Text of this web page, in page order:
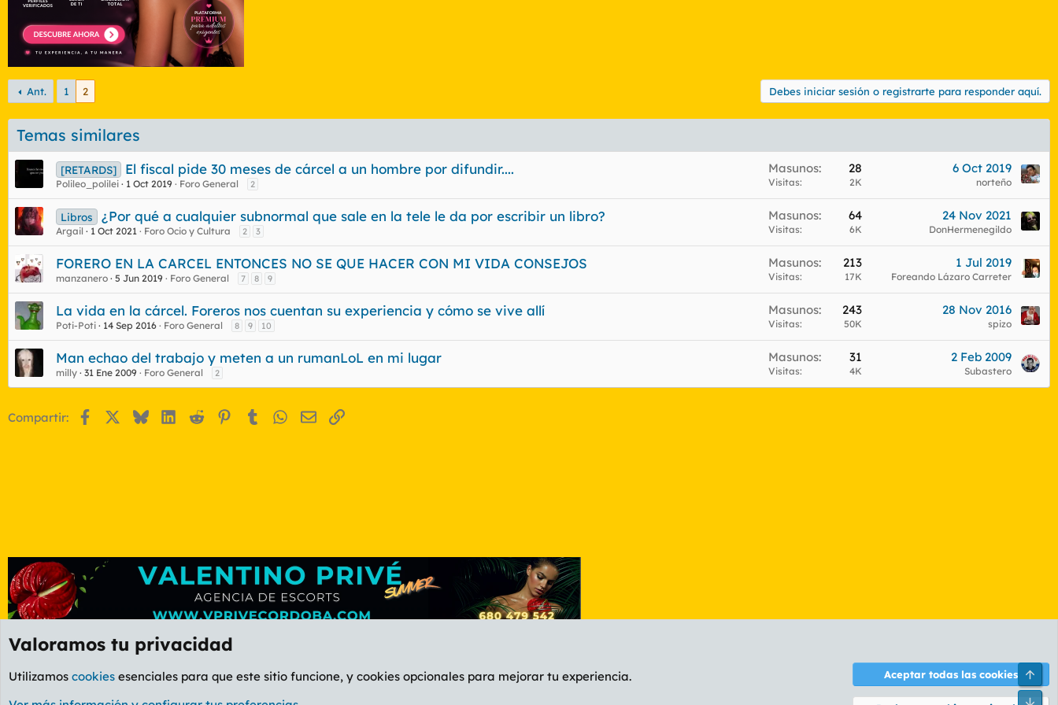
Ant. 1 2 Debes iniciar sesión o registrarte para responder aquí.
Temas similares
[RETARDS] El fiscal pide 30 meses de cárcel a un hombre por difundir....
Polileo_polilei 1 Oct 2019 Foro General 2
Masunos 28
Visitas 2K
6 Oct 2019
norteño
Libros ¿Por qué a cualquier subnormal que sale en la tele le da por escribir un libro?
Argail 1 Oct 2021 Foro Ocio y Cultura 2 3
Masunos 64
Visitas 6K
24 Nov 2021
DonHermenegildo
FORERO EN LA CARCEL ENTONCES NO SE QUE HACER CON MI VIDA CONSEJOS
manzanero 5 Jun 2019 Foro General 7 8 9
Masunos 213
Visitas 17K
1 Jul 2019
Foreando Lázaro Carreter
La vida en la cárcel. Foreros nos cuentan su experiencia y cómo se vive allí
Poti-Poti 14 Sep 2016 Foro General 8 9 10
Masunos 243
Visitas 50K
28 Nov 2016
spizo
Man echao del trabajo y meten a un rumanLoL en mi lugar
milly 31 Ene 2009 Foro General 2
Masunos 31
Visitas 4K
2 Feb 2009
Subastero
Compartir: FacebookBlueskyLinkedIn
Reddit Pinterest
Tumblr WhatsApp
EmailEnlace
Foro General
Ayuda
Valoramos tu privacidad
Utilizamos cookies esenciales para que este sitio funcione, y cookies opcionales para mejorar tu experiencia.
Aceptar todas las cookies
Pie